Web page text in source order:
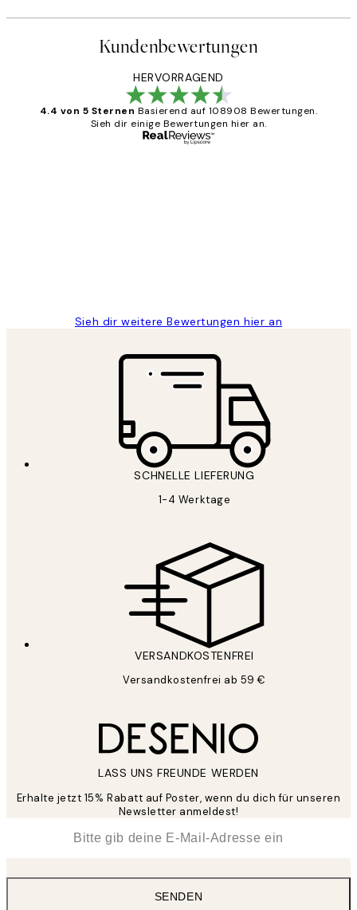
Kundenbewertungen
HERVORRAGEND
4.4 von 5 Sternen Basierend auf 108908 Bewertungen.
Sieh dir einige Bewertungen hier an.
Sieh dir weitere Bewertungen hier an
SCHNELLE LIEFERUNG
1-4 Werktage
VERSANDKOSTENFREI
Versandkostenfrei ab 59 €
LASS UNS FREUNDE WERDEN
Erhalte jetzt 15% Rabatt auf Poster, wenn du dich für unseren
Newsletter anmeldest!
SENDEN